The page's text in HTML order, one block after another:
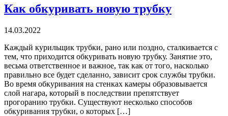
Как обкуривать новую трубку
14.03.2022
Каждый курильщик трубки, рано или поздно, сталкивается с
тем, что приходится обкуривать новую трубку. Занятие это,
весьма ответственное и важное, так как от того, насколько
правильно все будет сделанно, зависит срок службы трубки.
Во время обкуривания на стенках камеры образовывается
слой нагара, который в последствии препятствует
прогоранию трубки. Существуют несколько способов
обкуривания трубки, о которых […]